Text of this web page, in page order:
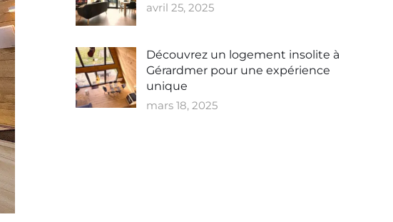
avril 25, 2025
Découvrez un logement insolite à
Gérardmer pour une expérience
unique
mars 18, 2025